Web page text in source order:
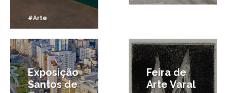
#Arte
1/12/2015
Exposição
Santos de
Feira de
Arte Varal